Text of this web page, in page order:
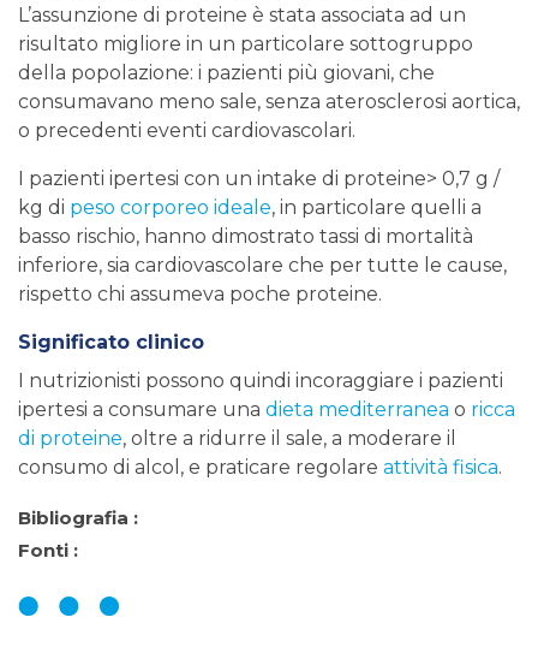
L’assunzione di proteine ​​è stata associata ad un
risultato migliore in un particolare sottogruppo
della popolazione: i pazienti più giovani, che
consumavano meno sale, senza aterosclerosi aortica,
o precedenti eventi cardiovascolari.
I pazienti ipertesi con un intake di proteine> 0,7 g /
kg di peso corporeo ideale, in particolare quelli a
basso rischio, hanno dimostrato tassi di mortalità
inferiore, sia cardiovascolare che per tutte le cause,
rispetto chi assumeva poche proteine.
Significato clinico
I nutrizionisti possono quindi incoraggiare i pazienti
ipertesi a consumare una dieta mediterranea o ricca
di proteine, oltre a ridurre il sale, a moderare il
consumo di alcol, e praticare regolare attività fisica.
Bibliografia :
Fonti :